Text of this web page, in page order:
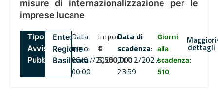
misure di internazionalizzazione per le
imprese lucane
Tipo:
Avviso
Pubblico
Ente:
Regione
Basilicata
Data
inizio:
06/07/2026
00:00
Importo
€
5,500,000
Data di
scadenza:
31/12/2027
23:59
Giorni
alla
scadenza:
510
Maggiori
dettagli